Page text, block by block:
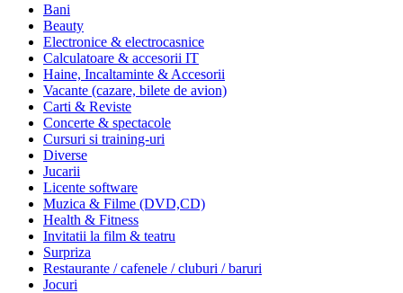
Bani
Beauty
Electronice & electrocasnice
Calculatoare & accesorii IT
Haine, Incaltaminte & Accesorii
Vacante (cazare, bilete de avion)
Carti & Reviste
Concerte & spectacole
Cursuri si training-uri
Diverse
Jucarii
Licente software
Muzica & Filme (DVD,CD)
Health & Fitness
Invitatii la film & teatru
Surpriza
Restaurante / cafenele / cluburi / baruri
Jocuri